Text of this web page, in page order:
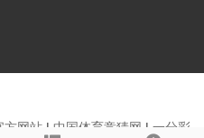
方网站 | 中国体育竞猜网 | 一分彩